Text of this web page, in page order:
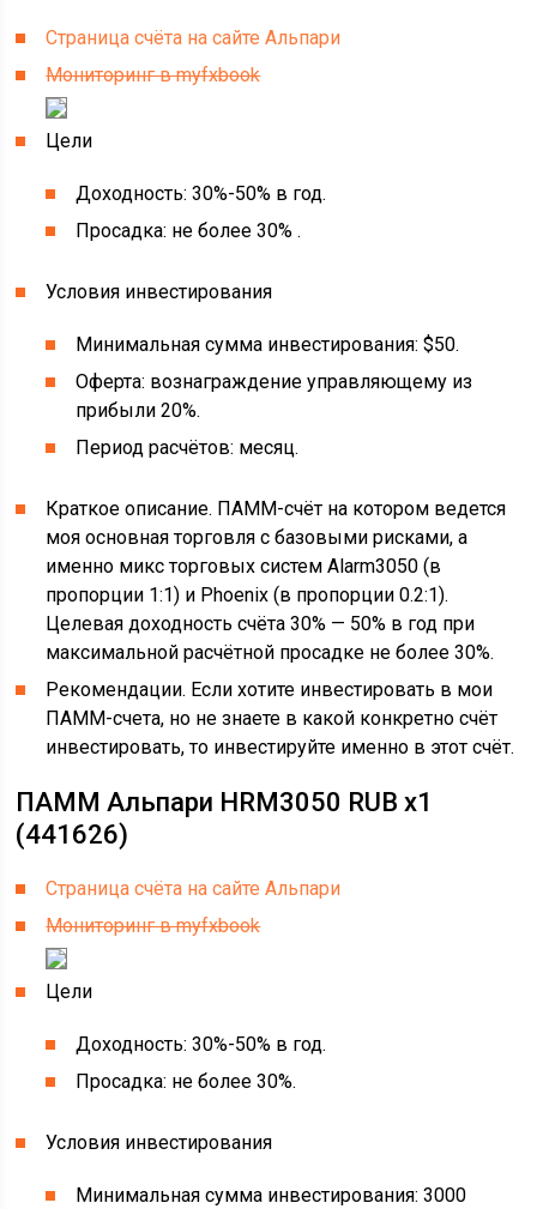
Страница счёта на сайте Альпари
Мониторинг в myfxbook
Цели
Доходность: 30%-50% в год.
Просадка: не более 30% .
Условия инвестирования
Минимальная сумма инвестирования: $50.
Оферта: вознаграждение управляющему из
прибыли 20%.
Период расчётов: месяц.
Краткое описание. ПАММ-счёт на котором ведется
моя основная торговля с базовыми рисками, а
именно микс торговых систем Alarm3050 (в
пропорции 1:1) и Phoenix (в пропорции 0.2:1).
Целевая доходность счёта 30% — 50% в год при
максимальной расчётной просадке не более 30%.
Рекомендации. Если хотите инвестировать в мои
ПАММ-счета, но не знаете в какой конкретно счёт
инвестировать, то инвестируйте именно в этот счёт.
ПАММ Альпари HRM3050 RUB x1
(441626)
Страница счёта на сайте Альпари
Мониторинг в myfxbook
Цели
Доходность: 30%-50% в год.
Просадка: не более 30%.
Условия инвестирования
Минимальная сумма инвестирования: 3000